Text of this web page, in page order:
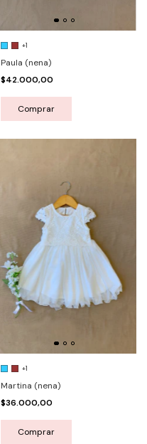
+1
Paula (nena)
$42.000,00
Comprar
+1
Martina (nena)
$36.000,00
Comprar